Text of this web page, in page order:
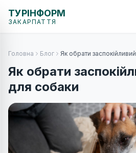
ТУРІНФОРМ
ЗАКАРПАТТЯ
Головна Блог Як обрати
Як обрати
для собаки